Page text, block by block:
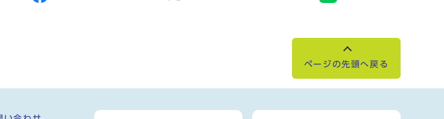
ページの先頭へ戻る